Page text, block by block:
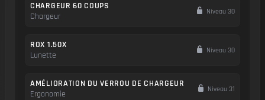
CHARGEUR 60 COUPS
Chargeur
Niveau 30
ROX 1.50X
Lunette
Niveau 30
AMÉLIORATION DU VERROU DE CHARGEUR
Ergonomie
Niveau 31